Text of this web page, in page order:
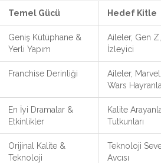
Temel Gücü Hedef Kitle
Geniş Kütüphane &
Yerli Yapım
Aileler, Gen
İzleyici
Franchise Derinliği
Aileler,
Wars
En İyi Dramalar &
Etkinlikler
Kalite
Tutkunları
Orijinal Kalite &
Teknoloji
Teknoloji
Avcısı